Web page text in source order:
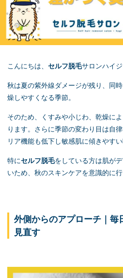
こんにちは、 セルフ脱毛サロンハイジ
秋は夏の紫外線ダメージが残り、同
燥しやすくなる季節。
そのため、くすみや小じわ、乾燥に
ります。さらに季節の変わり目は自
リア機能も低下し敏感肌に傾きやすい
特にセルフ脱毛をしている方は肌が
いため、秋のスキンケアを意識的に行
外側からのアプローチ｜毎
見直す